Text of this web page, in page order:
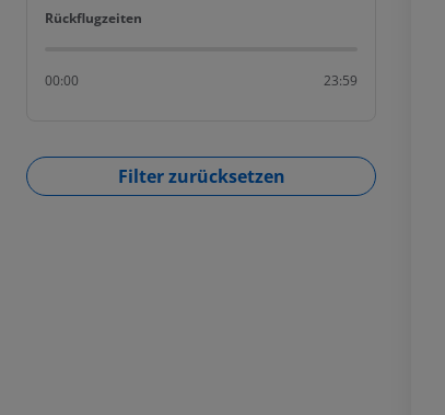
Rückflugzeiten
Rückflugzeiten
00:00 23:59
Filter zurücksetzen